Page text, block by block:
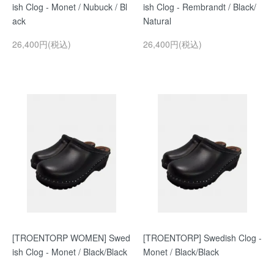
ish Clog - Monet / Nubuck / Bl
ack
26,400円(税込)
ish Clog - Rembrandt / Black/
Natural
26,400円(税込)
[TROENTORP WOMEN] Swed
ish Clog - Monet / Black/Black
[TROENTORP] Swedish Clog -
Monet / Black/Black